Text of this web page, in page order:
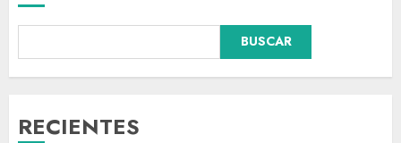
BUSCAR
RECIENTES
Falla en sistema Booster de El
Carrizo deja sin agua a 147